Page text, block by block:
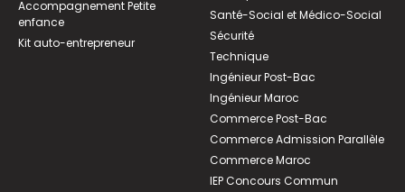
Accompagnement Petite
enfance
Kit auto-entrepreneur
Santé-Social et Médico-Social
Sécurité
Technique
Ingénieur Post-Bac
Ingénieur Maroc
Commerce Post-Bac
Commerce Admission Parallèle
Commerce Maroc
IEP Concours Commun